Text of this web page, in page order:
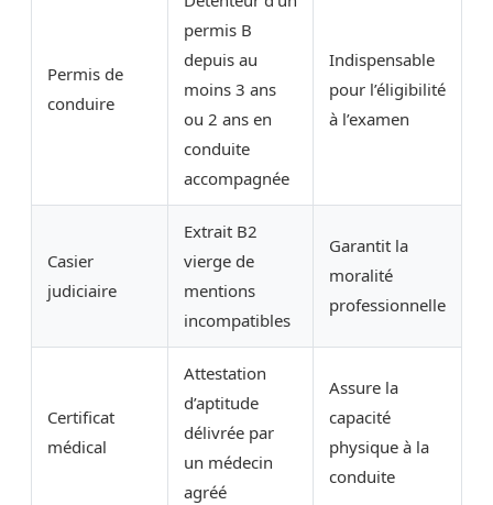
Permis de
conduire
permis B
depuis au
moins 3 ans
ou 2 ans en
conduite
accompagnée
Indispensable
pour l’éligibilité
à l’examen
Casier
judiciaire
Extrait B2
vierge de
mentions
incompatibles
Garantit la
moralité
professionnelle
Certificat
médical
Attestation
d’aptitude
délivrée par
un médecin
agréé
Assure la
capacité
physique à la
conduite